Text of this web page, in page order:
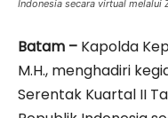
Indonesia secara virtual melalui
Batam – Kapolda
M.H., menghadiri
Serentak Kuartal II